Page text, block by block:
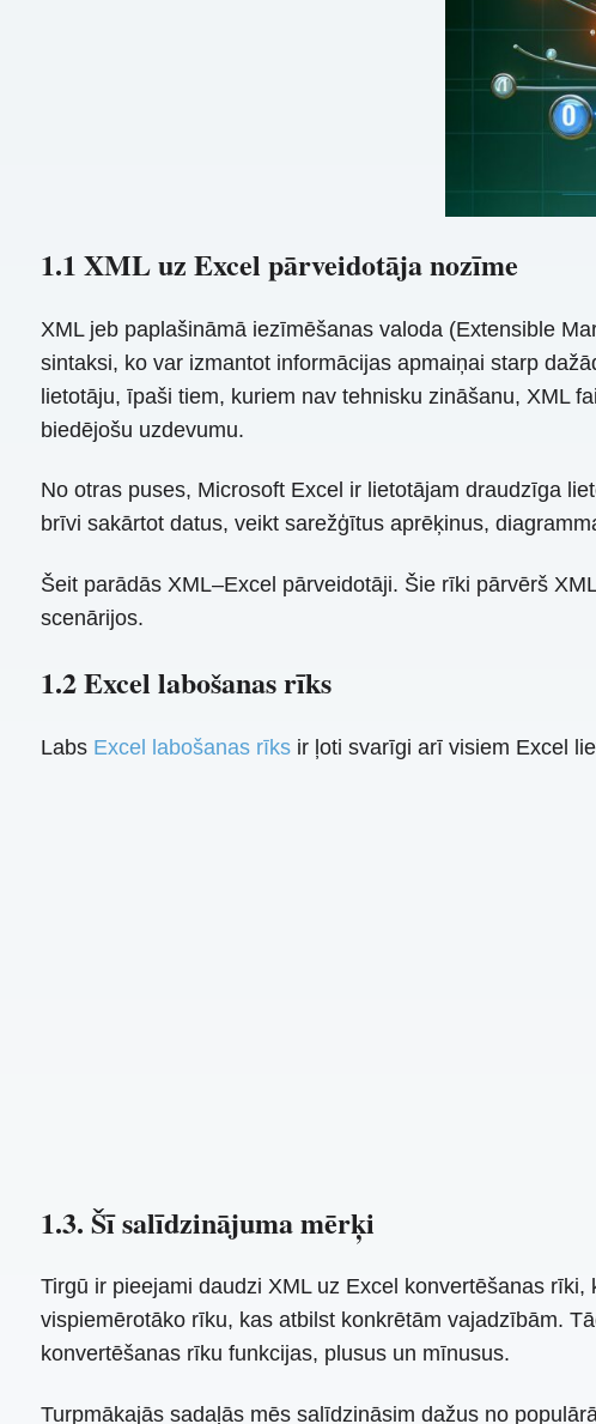
1.1 XML uz Excel pārveidotāja nozīme
XML jeb paplašināmā iezīmēšanas valoda (Extensible
sintaksi, ko var izmantot informācijas apmaiņai starp
lietotāju, īpaši tiem, kuriem nav tehnisku zināšanu, XML
biedējošu uzdevumu.
No otras puses, Microsoft Excel ir lietotājam draudzīga
brīvi sakārtot datus, veikt sarežģītus aprēķinus,
Šeit parādās XML–Excel pārveidotāji. Šie rīki pārvērš
scenārijos.
1.2 Excel labošanas rīks
Labs Excel labošanas rīksir ļoti svarīgi arī visiem Excel
1.3. Šī salīdzinājuma mērķi
Tirgū ir pieejami daudzi XML uz Excel konvertēšanas
vispiemērotāko rīku, kas atbilst konkrētām vajadzībām.
konvertēšanas rīku funkcijas, plusus un mīnusus.
Turpmākajās sadaļās mēs salīdzināsim dažus no